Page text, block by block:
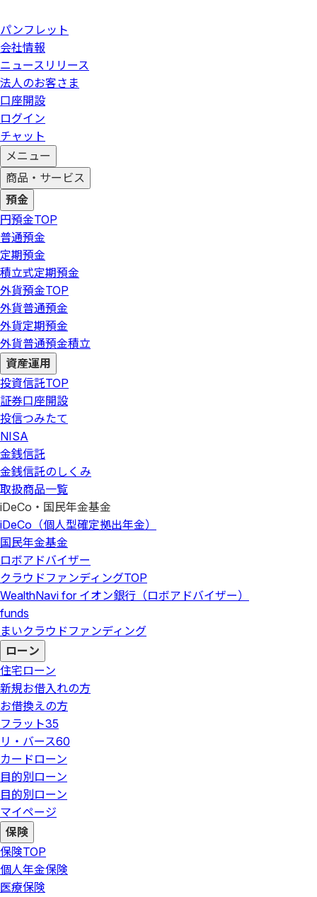
パンフレット
会社情報
ニュースリリース
法人のお客さま
口座開設
ログイン
チャット
メニュー
商品・サービス
預金
円預金TOP
普通預金
定期預金
積立式定期預金
外貨預金TOP
外貨普通預金
外貨定期預金
外貨普通預金積立
資産運用
投資信託TOP
証券口座開設
投信つみたて
NISA
金銭信託
金銭信託のしくみ
取扱商品一覧
iDeCo・国民年金基金
iDeCo（個人型確定拠出年金）
国民年金基金
ロボアドバイザー
クラウドファンディングTOP
WealthNavi for イオン銀行（ロボアドバイザー）
funds
まいクラウドファンディング
ローン
住宅ローン
新規お借入れの方
お借換えの方
フラット35
リ・バース60
カードローン
目的別ローン
目的別ローン
マイページ
保険
保険TOP
個人年金保険
医療保険